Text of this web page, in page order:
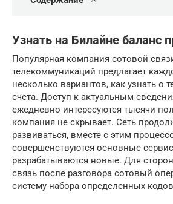
Узнать на Билайне баланс
Популярная компания сотовой
телекоммуникаций предлагает
несколько вариантов, как узнать о
счета. Доступ к актуальным
ежедневно интересуются тысячи
компания не скрывает. Сеть
развиваться, вместе с этим
совершенствуются основные
разрабатываются новые. Для
связь после разговора сотовый
систему набора определенных